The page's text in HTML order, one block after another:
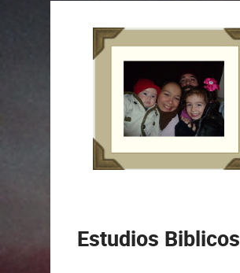
Estudios Biblicos